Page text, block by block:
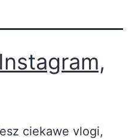
ciekawe vlogi,